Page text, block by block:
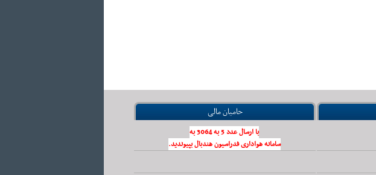
حامیان مالی
با ارسال عدد 5 به 3064 به
سامانه هواداری فدراسیون هندبال بپیوندید.